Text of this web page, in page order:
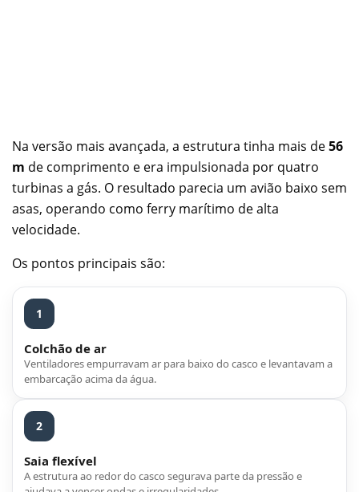
Na versão mais avançada, a estrutura tinha mais de56
m de comprimento e era impulsionada por quatro
turbinas a gás. O resultado parecia um avião baixo sem
asas, operando como ferry marítimo de alta
velocidade.
Os pontos principais são:
1
Colchão de ar
Ventiladores empurravam ar para baixo do casco e levantavam a
embarcação acima da água.
2
Saia flexível
A estrutura ao redor do casco segurava parte da pressão e